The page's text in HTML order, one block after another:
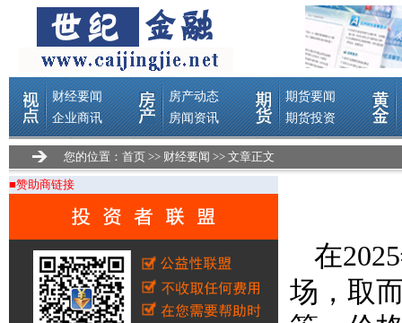
您的位置： 首页 >> 财经要闻 >> 文章正文
■赞助商链接
在
场，取